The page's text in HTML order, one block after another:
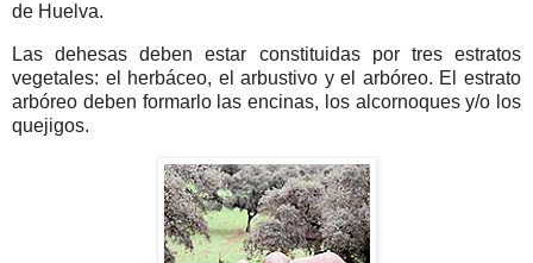
de Huelva.
Las dehesas deben estar constituidas por tres estratos
vegetales: el herbáceo, el arbustivo y el arbóreo. El estrato
arbóreo deben formarlo las encinas, los alcornoques y/o los
quejigos.